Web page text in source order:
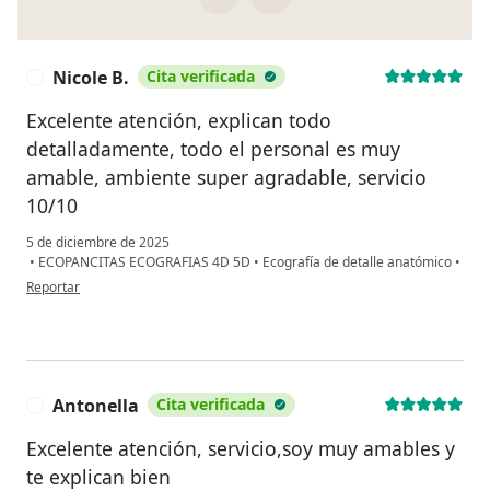
Nicole B. Cita verificada
Excelente atención, explican todo
detalladamente, todo el personal es muy
amable, ambiente super agradable, servicio
10/10
5 de diciembre de 2025
• ECOPANCITAS ECOGRAFIAS 4D 5D • Ecografía de detalle anatómico •
en opinión del usuario Nicole B.
Reportar
Antonella Cita verificada
Excelente atención, servicio,soy muy amables y
te explican bien